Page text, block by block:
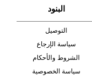
الإشتراك